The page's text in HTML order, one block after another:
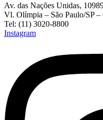
Av. das Nações Unidas,
Vl. Olímpia – São Paulo/SP –
Tel: (11) 3020-8800
Instagram